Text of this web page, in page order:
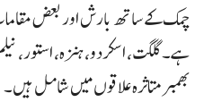
چمک کے ساتھ بارش اور بعض مقامات
ہے۔ گلگت، اسکردو، ہنزہ، استور،
بھمبر متاثرہ علاقوں میں شامل ہیں۔